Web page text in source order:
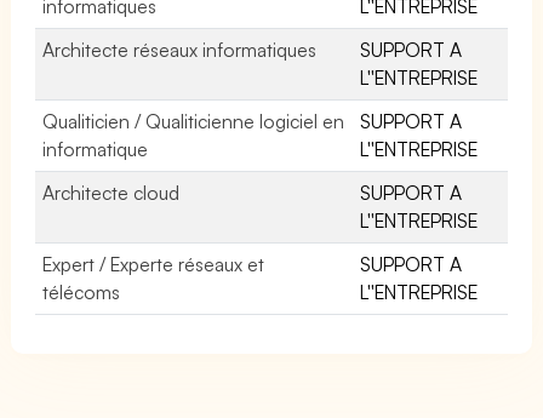
informatiques
L''ENTREPRISE
Architecte réseaux informatiques
SUPPORT A
L''ENTREPRISE
Qualiticien / Qualiticienne logiciel en
informatique
SUPPORT A
L''ENTREPRISE
Architecte cloud
SUPPORT A
L''ENTREPRISE
Expert / Experte réseaux et
télécoms
SUPPORT A
L''ENTREPRISE